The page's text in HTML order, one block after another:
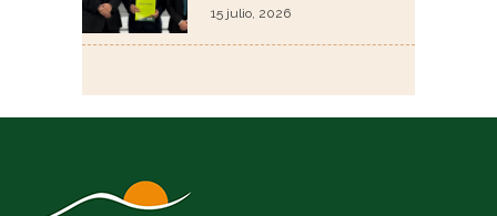
15 julio, 2026